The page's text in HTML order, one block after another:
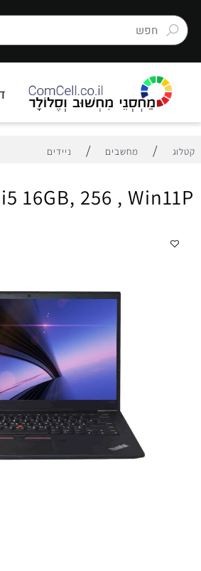
דף
/ מחשבים / ניידים
i5 16GB, 256 ,